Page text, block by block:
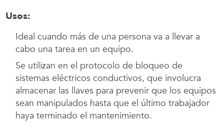
Usos:
Ideal cuando más de una persona va a llevar a
cabo una tarea en un equipo.
Se utilizan en el protocolo de bloqueo de
sistemas eléctricos conductivos, que involucra
almacenar las llaves para prevenir que los equipos
sean manipulados hasta que el último trabajador
haya terminado el mantenimiento.